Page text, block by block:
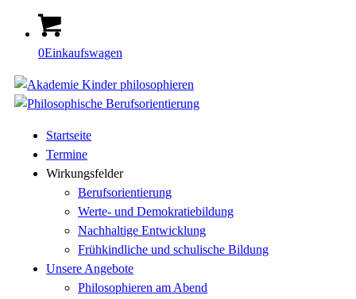
0Einkaufswagen
Startseite
Termine
Wirkungsfelder
Berufsorientierung
Werte- und Demokratiebildung
Nachhaltige Entwicklung
Frühkindliche und schulische Bildung
Unsere Angebote
Philosophieren am Abend